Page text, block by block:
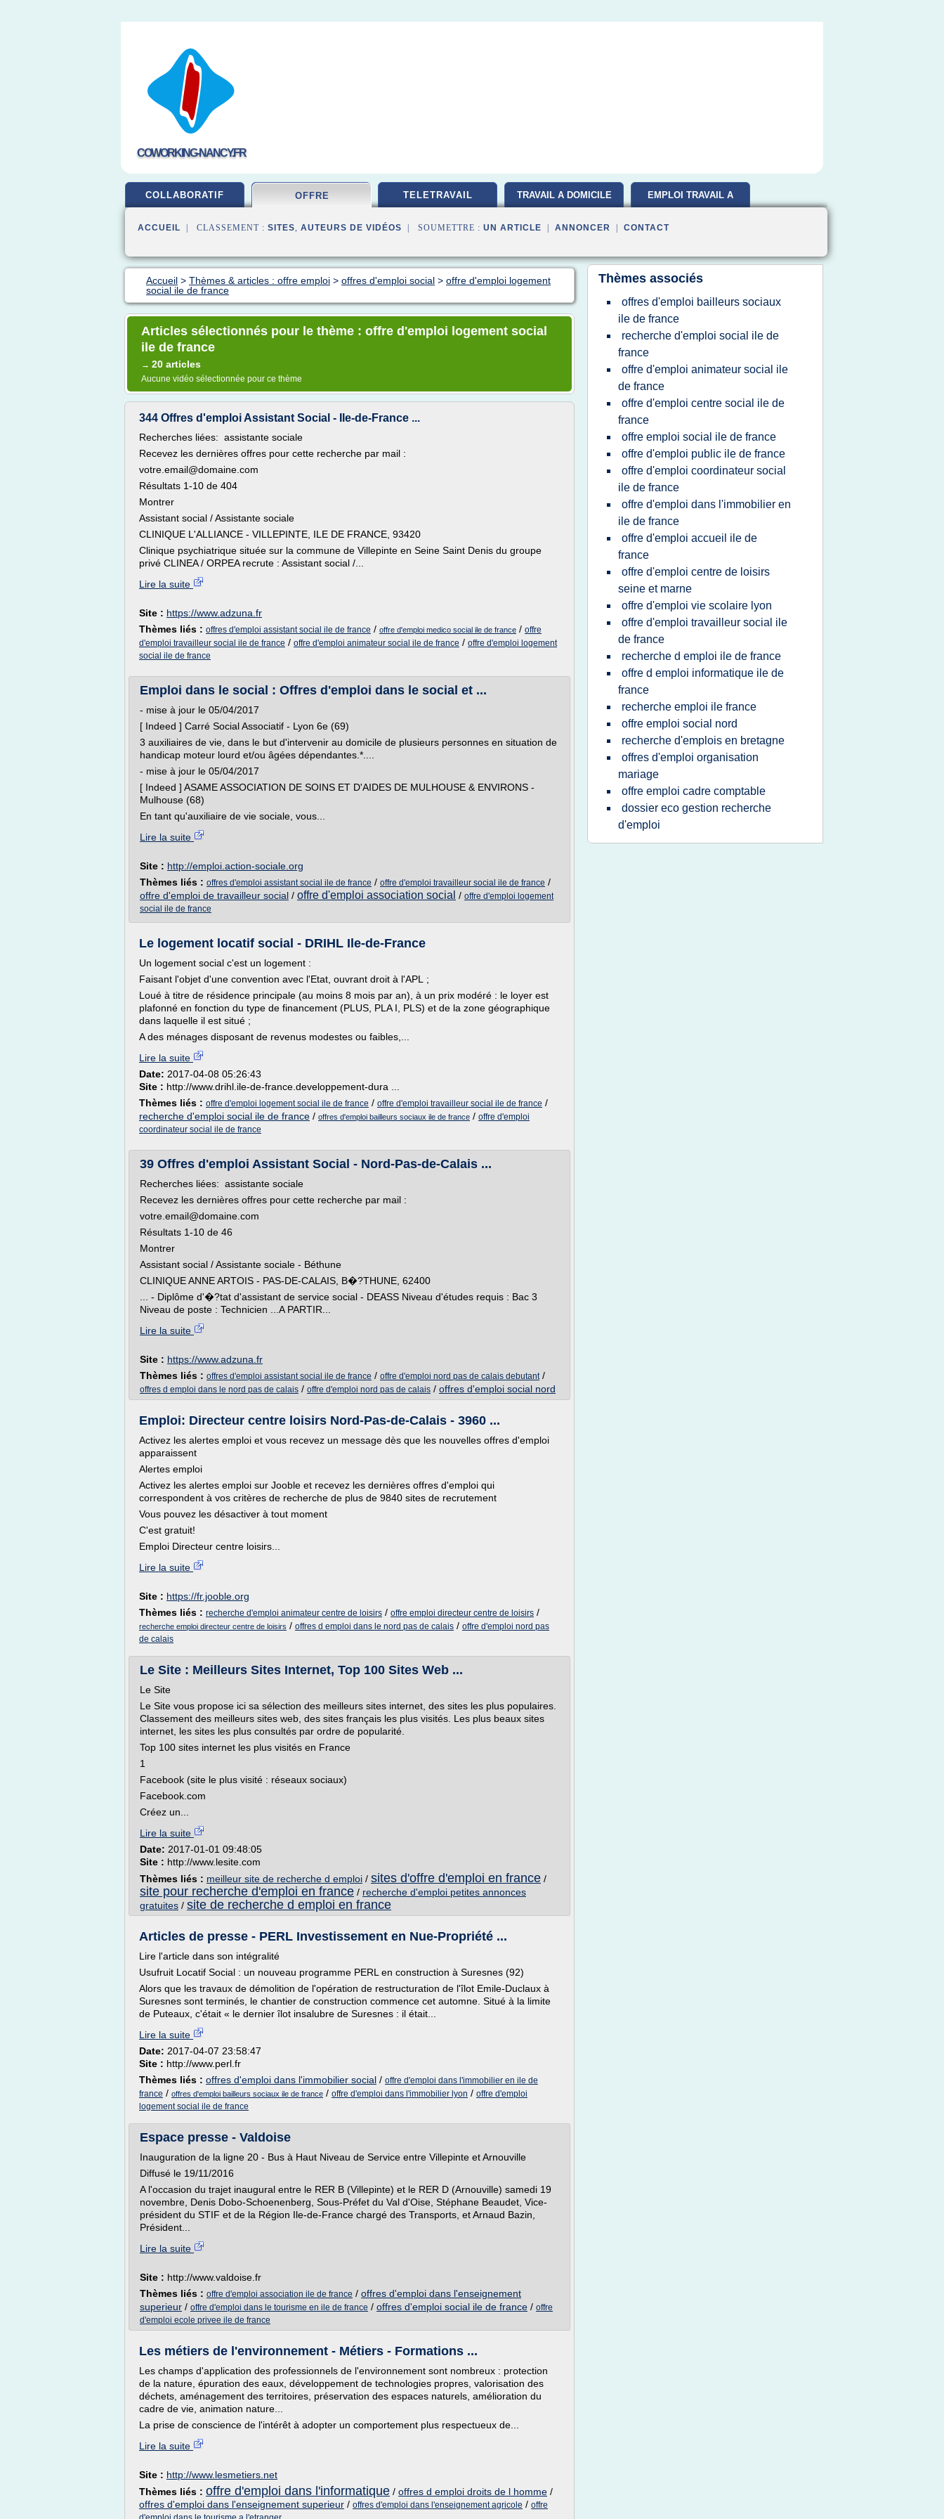
COWORKING-NANCY.FR
COLLABORATIF OFFRE TELETRAVAIL TRAVAIL A DOMICILE EMPLOI TRAVAIL A
ACCUEIL | CLASSEMENT : SITES, AUTEURS DE VIDÉOS | SOUMETTRE : UN ARTICLE ANNONCER CONTACT
Accueil > Thèmes & articles : offre emploi > offres d'emploi social > offre d'emploi logement
social ile de france
Articles sélectionnés pour le thème : offre d'emploi logement social
ile de france
→ 20 articles
Aucune vidéo sélectionnée pour ce thème
344 Offres d'emploi Assistant Social - Ile-de-France ...
Recherches liées: assistante sociale
Recevez les dernières offres pour cette recherche par mail :
votre.email@domaine.com
Résultats 1-10 de 404
Montrer
Assistant social / Assistante sociale
CLINIQUE L'ALLIANCE - VILLEPINTE, ILE DE FRANCE, 93420
Clinique psychiatrique située sur la commune de Villepinte en Seine Saint Denis du groupe
privé CLINEA / ORPEA recrute : Assistant social /...
Lire la suite
Site : https://www.adzuna.fr
Thèmes liés : offres d'emploi assistant social ile de france / offre d'emploi medico social ile de france / offre
d'emploi travailleur social ile de france / offre d'emploi animateur social ile de france / offre d'emploi logement
social ile de france
Emploi dans le social : Offres d'emploi dans le social et ...
- mise à jour le 05/04/2017
[ Indeed ] Carré Social Associatif - Lyon 6e (69)
3 auxiliaires de vie, dans le but d'intervenir au domicile de plusieurs personnes en situation de
handicap moteur lourd et/ou âgées dépendantes.*....
- mise à jour le 05/04/2017
[ Indeed ] ASAME ASSOCIATION DE SOINS ET D'AIDES DE MULHOUSE & ENVIRONS -
Mulhouse (68)
En tant qu'auxiliaire de vie sociale, vous...
Lire la suite
Site : http://emploi.action-sociale.org
Thèmes liés : offres d'emploi assistant social ile de france / offre d'emploi travailleur social ile de france /
offre d'emploi de travailleur social / offre d'emploi association social / offre d'emploi logement
social ile de france
Le logement locatif social - DRIHL Ile-de-France
Un logement social c'est un logement :
Faisant l'objet d'une convention avec l'Etat, ouvrant droit à l'APL ;
Loué à titre de résidence principale (au moins 8 mois par an), à un prix modéré : le loyer est
plafonné en fonction du type de financement (PLUS, PLA I, PLS) et de la zone géographique
dans laquelle il est situé ;
A des ménages disposant de revenus modestes ou faibles,...
Lire la suite
Date: 2017-04-08 05:26:43
Site : http://www.drihl.ile-de-france.developpement-dura ...
Thèmes liés : offre d'emploi logement social ile de france / offre d'emploi travailleur social ile de france /
recherche d'emploi social ile de france / offres d'emploi bailleurs sociaux ile de france / offre d'emploi
coordinateur social ile de france
39 Offres d'emploi Assistant Social - Nord-Pas-de-Calais ...
Recherches liées: assistante sociale
Recevez les dernières offres pour cette recherche par mail :
votre.email@domaine.com
Résultats 1-10 de 46
Montrer
Assistant social / Assistante sociale - Béthune
CLINIQUE ANNE ARTOIS - PAS-DE-CALAIS, B�?THUNE, 62400
... - Diplôme d'�?tat d'assistant de service social - DEASS Niveau d'études requis : Bac 3
Niveau de poste : Technicien ...A PARTIR...
Lire la suite
Site : https://www.adzuna.fr
Thèmes liés : offres d'emploi assistant social ile de france / offre d'emploi nord pas de calais debutant/
offres d emploi dans le nord pas de calais / offre d'emploi nord pas de calais / offres d'emploi social nord
Emploi: Directeur centre loisirs Nord-Pas-de-Calais - 3960 ...
Activez les alertes emploi et vous recevez un message dès que les nouvelles offres d'emploi
apparaissent
Alertes emploi
Activez les alertes emploi sur Jooble et recevez les dernières offres d'emploi qui
correspondent à vos critères de recherche de plus de 9840 sites de recrutement
Vous pouvez les désactiver à tout moment
C'est gratuit!
Emploi Directeur centre loisirs...
Lire la suite
Site : https://fr.jooble.org
Thèmes liés : recherche d'emploi animateur centre de loisirs / offre emploi directeur centre de loisirs /
recherche emploi directeur centre de loisirs / offres d emploi dans le nord pas de calais / offre d'emploi nord pas
de calais
Le Site : Meilleurs Sites Internet, Top 100 Sites Web ...
Le Site
Le Site vous propose ici sa sélection des meilleurs sites internet, des sites les plus populaires.
Classement des meilleurs sites web, des sites français les plus visités. Les plus beaux sites
internet, les sites les plus consultés par ordre de popularité.
Top 100 sites internet les plus visités en France
1
Facebook (site le plus visité : réseaux sociaux)
Facebook.com
Créez un...
Lire la suite
Date: 2017-01-01 09:48:05
Site : http://www.lesite.com
Thèmes liés : meilleur site de recherche d emploi / sites d'offre d'emploi en france /
site pour recherche d'emploi en france / recherche d'emploi petites annonces
gratuites / site de recherche d emploi en france
Articles de presse - PERL Investissement en Nue-Propriété ...
Lire l'article dans son intégralité
Usufruit Locatif Social : un nouveau programme PERL en construction à Suresnes (92)
Alors que les travaux de démolition de l'opération de restructuration de l'îlot Emile-Duclaux à
Suresnes sont terminés, le chantier de construction commence cet automne. Situé à la limite
de Puteaux, c'était « le dernier îlot insalubre de Suresnes : il était...
Lire la suite
Date: 2017-04-07 23:58:47
Site : http://www.perl.fr
Thèmes liés : offres d'emploi dans l'immobilier social / offre d'emploi dans l'immobilier en ile de
france / offres d'emploi bailleurs sociaux ile de france / offre d'emploi dans l'immobilier lyon / offre d'emploi
logement social ile de france
Espace presse - Valdoise
Inauguration de la ligne 20 - Bus à Haut Niveau de Service entre Villepinte et Arnouville
Diffusé le 19/11/2016
A l'occasion du trajet inaugural entre le RER B (Villepinte) et le RER D (Arnouville) samedi 19
novembre, Denis Dobo-Schoenenberg, Sous-Préfet du Val d'Oise, Stéphane Beaudet, Vice-
président du STIF et de la Région Ile-de-France chargé des Transports, et Arnaud Bazin,
Président...
Lire la suite
Site : http://www.valdoise.fr
Thèmes liés : offre d'emploi association ile de france / offres d'emploi dans l'enseignement
superieur / offre d'emploi dans le tourisme en ile de france / offres d'emploi social ile de france / offre
d'emploi ecole privee ile de france
Les métiers de l'environnement - Métiers - Formations ...
Les champs d'application des professionnels de l'environnement sont nombreux : protection
de la nature, épuration des eaux, développement de technologies propres, valorisation des
déchets, aménagement des territoires, préservation des espaces naturels, amélioration du
cadre de vie, animation nature...
La prise de conscience de l'intérêt à adopter un comportement plus respectueux de...
Lire la suite
Site : http://www.lesmetiers.net
Thèmes liés : offre d'emploi dans l'informatique / offres d emploi droits de l homme /
offres d'emploi dans l'enseignement superieur / offres d'emploi dans l'enseignement agricole / offre
Thèmes associés
offres d'emploi bailleurs sociaux
ile de france
recherche d'emploi social ile de
france
offre d'emploi animateur social ile
de france
offre d'emploi centre social ile de
france
offre emploi social ile de france
offre d'emploi public ile de france
offre d'emploi coordinateur social
ile de france
offre d'emploi dans l'immobilier en
ile de france
offre d'emploi accueil ile de
france
offre d'emploi centre de loisirs
seine et marne
offre d'emploi vie scolaire lyon
offre d'emploi travailleur social ile
de france
recherche d emploi ile de france
offre d emploi informatique ile de
france
recherche emploi ile france
offre emploi social nord
recherche d'emplois en bretagne
offres d'emploi organisation
mariage
offre emploi cadre comptable
dossier eco gestion recherche
d'emploi